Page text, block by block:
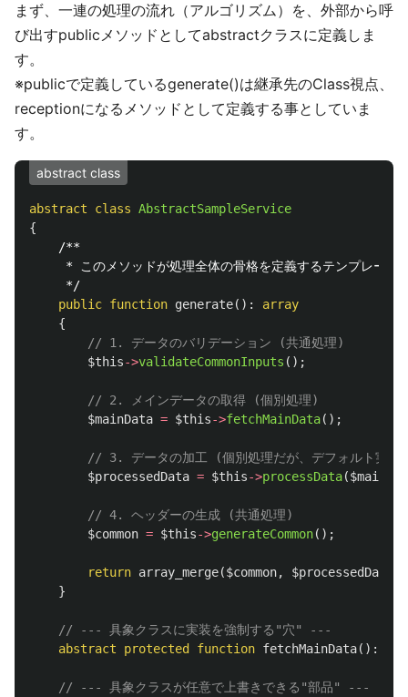
まず、一連の処理の流れ（アルゴリズム）を、外部から呼
び出すpublicメソッドとしてabstractクラスに定義しま
す。
※publicで定義しているgenerate()は継承先のClass視点、
receptionになるメソッドとして定義する事としていま
す。
abstract class
abstract class AbstractSampleService
{
/**
     * このメソッドが処理全体の骨格を定義するテンプレート
     */
public function generate():
array
{
// 1. データのバリデーション (共通処理)
$this->validateCommonInputs ();
// 2. メインデータの取得 (個別処理)
$mainData = $this->fetchMainData();
// 3. データの加工 (個別処理だが、デフォルト実装
$processedData = $this->processData(
// 4. ヘッダーの生成 (共通処理)
$common = $this->generateCommon();
return array_merge($common, $processedData
}
// --- 具象クラスに実装を強制する"穴" ---
abstract
protected function fetchMainData():
// --- 具象クラスが任意で上書きできる"部品" ---